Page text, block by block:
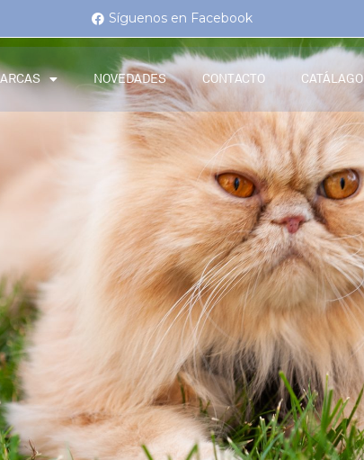
Síguenos en Facebook
NOVEDADES CONTACTO CATÁLAGO